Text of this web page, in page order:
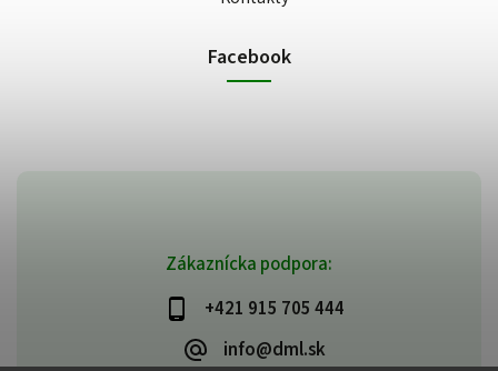
Zákaznícka podpora:
+421 915 705 444
info@dml.sk
Facebook